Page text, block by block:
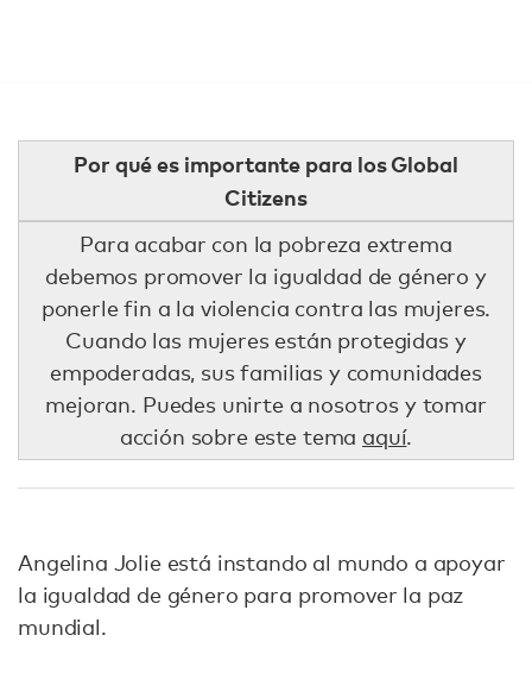
Por qué es importante para los Global
Citizens
Para acabar con la pobreza extrema
debemos promover la igualdad de género y
ponerle fin a la violencia contra las mujeres.
Cuando las mujeres están protegidas y
empoderadas, sus familias y comunidades
mejoran. Puedes unirte a nosotros y tomar
acción sobre este tema aquí.
Angelina Jolie está instando al mundo a apoyar
la igualdad de género para promover la paz
mundial.